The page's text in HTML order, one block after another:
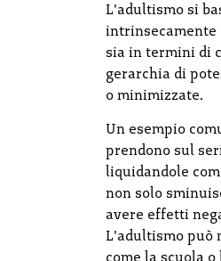
L'adultismo si
intrinsecamente
sia in termini di
gerarchia di
o minimizzate.
Un esempio
prendono sul
liquidandole
non solo
avere effetti
L'adultismo può
come la scuola